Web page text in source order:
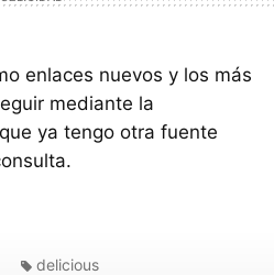
enlaces nuevos y los más
mediante la
ya tengo otra fuente
delicious